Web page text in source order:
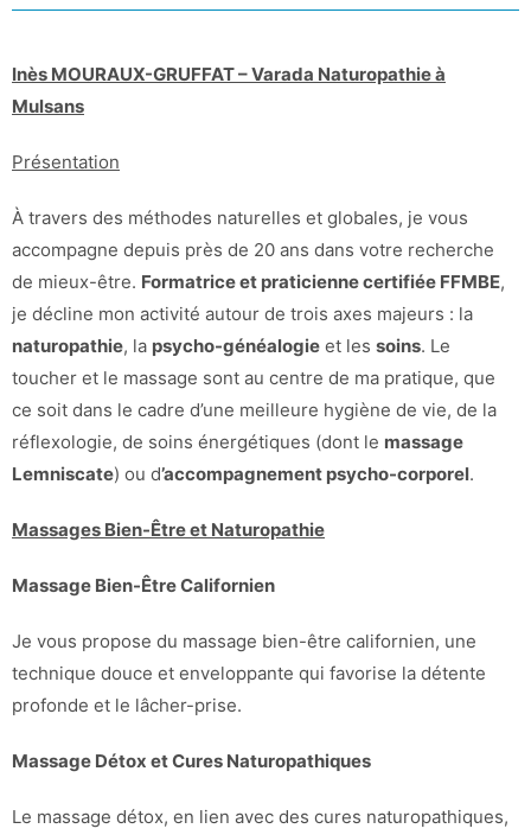
Inès MOURAUX-GRUFFAT – Varada Naturopathie à
Mulsans
Présentation
À travers des méthodes naturelles et globales, je vous
accompagne depuis près de 20 ans dans votre recherche
de mieux-être. Formatrice et praticienne certifiée FFMBE,
je décline mon activité autour de trois axes majeurs : la
naturopathie, la psycho-généalogie et les soins. Le
toucher et le massage sont au centre de ma pratique, que
ce soit dans le cadre d’une meilleure hygiène de vie, de la
réflexologie, de soins énergétiques (dont le massage
Lemniscate) ou d’accompagnement psycho-corporel.
Massages Bien-Être et Naturopathie
Massage Bien-Être Californien
Je vous propose du massage bien-être californien, une
technique douce et enveloppante qui favorise la détente
profonde et le lâcher-prise.
Massage Détox et Cures Naturopathiques
Le massage détox, en lien avec des cures naturopathiques,